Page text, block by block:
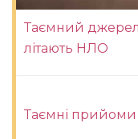
Таємний
літають НЛО
Таємні